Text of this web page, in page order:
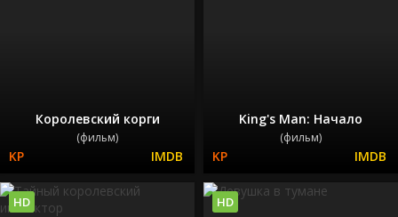
Королевский корги
(фильм)
King's Man: Начало
(фильм)
HD HD